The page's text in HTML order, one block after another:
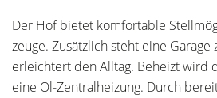
Der Hof bietet komfortable
zeuge. Zusätzlich steht eine Garage
erleichtert den Alltag. Beheizt wird
eine Öl-Zentralheizung. Durch